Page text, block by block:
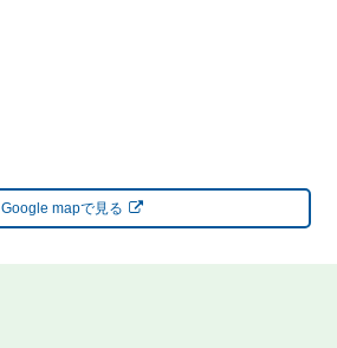
Google mapで見る